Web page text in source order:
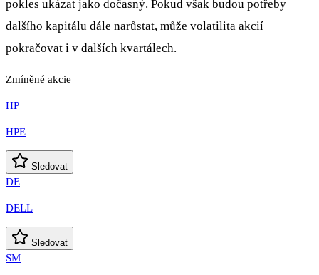
pokles ukázat jako dočasný. Pokud však budou potřeby
dalšího kapitálu dále narůstat, může volatilita akcií
pokračovat i v dalších kvartálech.
Zmíněné akcie
HP
HPE
Sledovat
DE
DELL
Sledovat
SM